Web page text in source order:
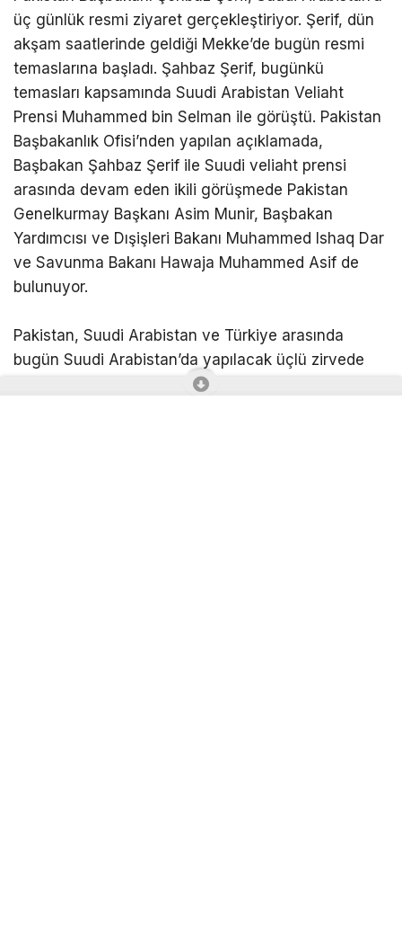
Pakistan Başbakanı Şehbaz Şerif, Suudi Arabistan’a
üç günlük resmi ziyaret gerçekleştiriyor. Şerif, dün
akşam saatlerinde geldiği Mekke’de bugün resmi
temaslarına başladı. Şahbaz Şerif, bugünkü
temasları kapsamında Suudi Arabistan Veliaht
Prensi Muhammed bin Selman ile görüştü. Pakistan
Başbakanlık Ofisi’nden yapılan açıklamada,
Başbakan Şahbaz Şerif ile Suudi veliaht prensi
arasında devam eden ikili görüşmede Pakistan
Genelkurmay Başkanı Asim Munir, Başbakan
Yardımcısı ve Dışişleri Bakanı Muhammed Ishaq Dar
ve Savunma Bakanı Hawaja Muhammed Asif de
bulunuyor.
Pakistan, Suudi Arabistan ve Türkiye arasında
bugün Suudi Arabistan’da yapılacak üçlü zirvede
ortak bir savunma anlaşması imzalanması